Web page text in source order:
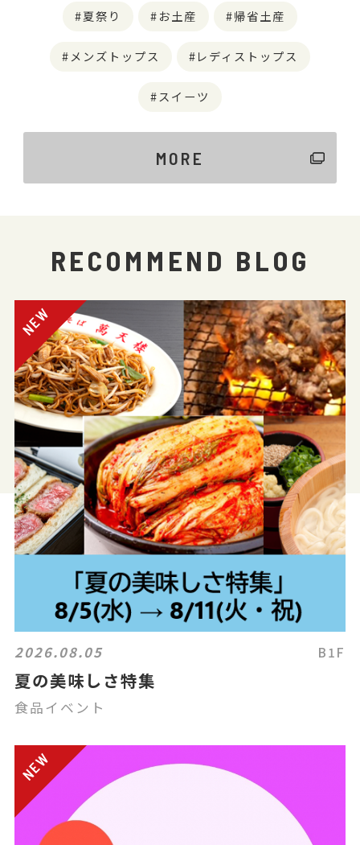
夏祭り お土産 帰省土産
メンズトップス レディストップス
スイーツ
MORE
RECOMMEND BLOG
2026.08.05 B1F
夏の美味しさ特集
食品イベント